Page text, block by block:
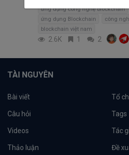
ứng dụng công nghệ blockchain
ứng dụng Blockchain
công
blockchain việt nam
2.6K 1 2
TÀI NGUYÊN
Bài viết Tổ
Câu hỏi Tags
Videos Tác
Thảo luận Đề